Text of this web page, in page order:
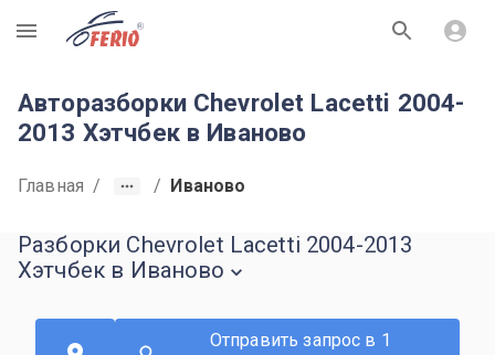
R
Авторазборки Chevrolet Lacetti 2004-
2013 Хэтчбек в Иваново
Главная / / Иваново
Разборки Chevrolet Lacetti 2004-2013
Хэтчбек в Иваново
Отправить запрос в 1